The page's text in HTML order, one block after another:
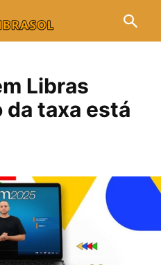
Libras
taxa está